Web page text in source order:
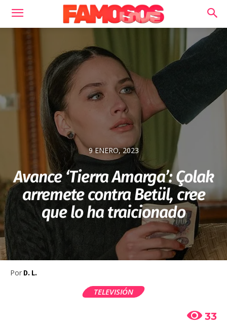
9 ENERO, 2023
Avance ‘Tierra Amarga’: Çolak
arremete contra Betül, cree
que lo ha traicionado
Por D. L.
TELEVISIÓN
33